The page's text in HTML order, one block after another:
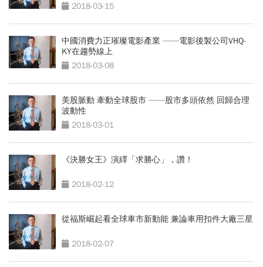
2018-03-15
中國消費力正璀璨電影產業 ——電影後製公司VHQ-
KY在趨勢線上
2018-03-08
美股脈動 牽動全球股市 ——股市多頭依然 回歸合理
波動性
2018-03-01
《決勝女王》演繹「求勝心」，讚！
2018-02-12
從福斯崛起看全球車市新動能 兼論車用扣件大廠三星
2018-02-07